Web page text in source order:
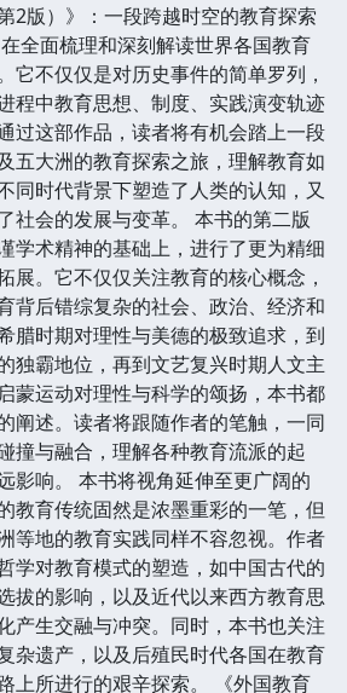
2版）》：一段跨越时空的教育探索
全面梳理和深刻解读世界各国教育
它不仅仅是对历史事件的简单罗列，
程中教育思想、制度、实践演变轨迹
过这部作品，读者将有机会踏上一段
五大洲的教育探索之旅，理解教育如
同时代背景下塑造了人类的认知，又
社会的发展与变革。 本书的第二版
学术精神的基础上，进行了更为精细
展。它不仅仅关注教育的核心概念，
背后错综复杂的社会、政治、经济和
腊时期对理性与美德的极致追求，到
独霸地位，再到文艺复兴时期人文主
蒙运动对理性与科学的颂扬，本书都
阐述。读者将跟随作者的笔触，一同
撞与融合，理解各种教育流派的起
影响。 本书将视角延伸至更广阔的
教育传统固然是浓墨重彩的一笔，但
等地的教育实践同样不容忽视。作者
学对教育模式的塑造，如中国古代的
拔的影响，以及近代以来西方教育思
产生交融与冲突。同时，本书也关注
杂遗产，以及后殖民时代各国在教育
上所进行的艰辛探索。 《外国教育